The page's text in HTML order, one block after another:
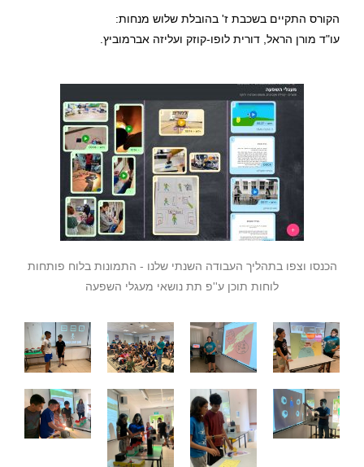
הקורס התקיים בשכבת ז' בהובלת שלוש מנחות:
עו"ד מורן הראל, דורית לופו-קוזק ועליזה אברמוביץ.
הכנסו וצפו בתהליך העבודה השנתי שלנו - התמונות בלוח פותחות
לוחות תוכן ע''פ תת נושאי מעגלי השפעה